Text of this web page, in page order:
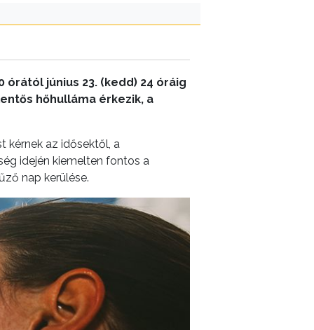
június 23. (kedd) 24 óráig
hőhulláma érkezik, a
kérnek az idősektől, a
idején kiemelten fontos a
nap kerülése.